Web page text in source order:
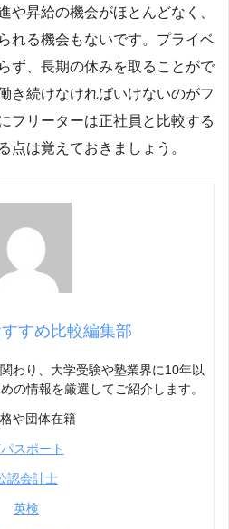
や昇給の機会がほとんどなく、
れる機会もないです。プライベ
ず、長期の休みを取ることがで
き続けなければいけないのがフ
フリーターは正社員と比較する
点は覚えておきましょう。
すめ比較編集部
わり、大学受験や塾業界に10年以
の情報を厳選してご紹介します。
や団体在籍
スポート
認会計士
英検